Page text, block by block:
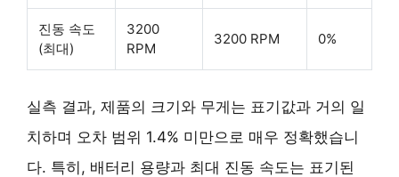
진동 속도
(최대)
3200
RPM
3200 RPM 0%
실측 결과, 제품의 크기와 무게는 표기값과 거의 일
치하며 오차 범위 1.4% 미만으로 매우 정확했습니
다. 특히, 배터리 용량과 최대 진동 속도는 표기된